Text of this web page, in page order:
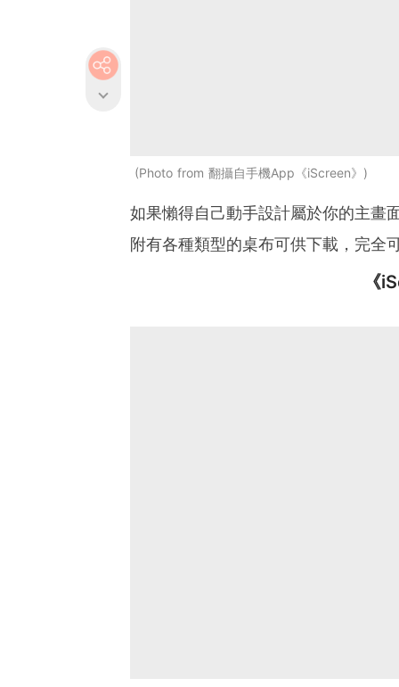
Photo from 翻攝自手機App《iScreen》
如果懶得自己動手設計屬於你的主畫
附有各種類型的桌布可供下載，完全
《